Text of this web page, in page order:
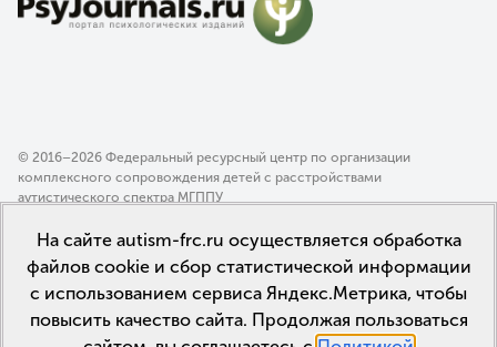
© 2016–2026 Федеральный ресурсный центр по организации
комплексного сопровождения детей с расстройствами
аутистического спектра МГППУ
Политика конфиденциальности
Пользовательское соглашение
На сайте autism-frc.ru осуществляется обработка
файлов cookie и сбор статистической информации
с использованием сервиса Яндекс.Метрика, чтобы
повысить качество сайта. Продолжая пользоваться